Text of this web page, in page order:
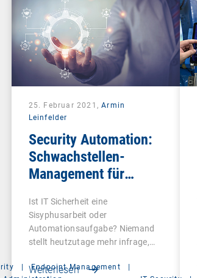
25. Februar 2021,Armin
Leinfelder
Security Automation:
Schwachstellen-
Management für
Ist IT Sicherheit eine
Sisyphusarbeit oder
Automationsaufgabe? Niemand
stellt heutzutage mehr infrage,
Weiterlesen
| Endpoint Management
|